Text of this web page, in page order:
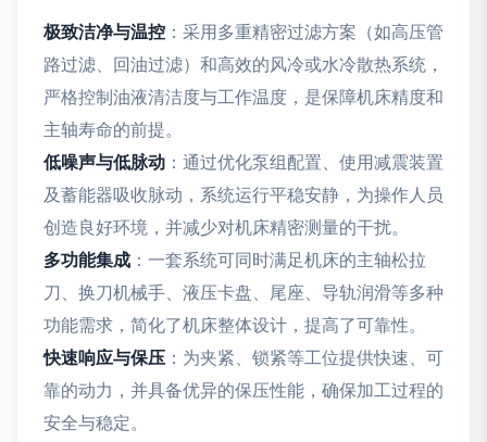
极致洁净与温控 ：采用多重精密过滤方案（如高压管
路过滤、回油过滤）和高效的风冷或水冷散热系统，
严格控制油液清洁度与工作温度，是保障机床精度和
主轴寿命的前提。
低噪声与低脉动 ：通过优化泵组配置、使用减震装置
及蓄能器吸收脉动，系统运行平稳安静，为操作人员
创造良好环境，并减少对机床精密测量的干扰。
多功能集成 ：一套系统可同时满足机床的主轴松拉
刀、换刀机械手、液压卡盘、尾座、导轨润滑等多种
功能需求，简化了机床整体设计，提高了可靠性。
快速响应与保压 ：为夹紧、锁紧等工位提供快速、可
靠的动力，并具备优异的保压性能，确保加工过程的
安全与稳定。